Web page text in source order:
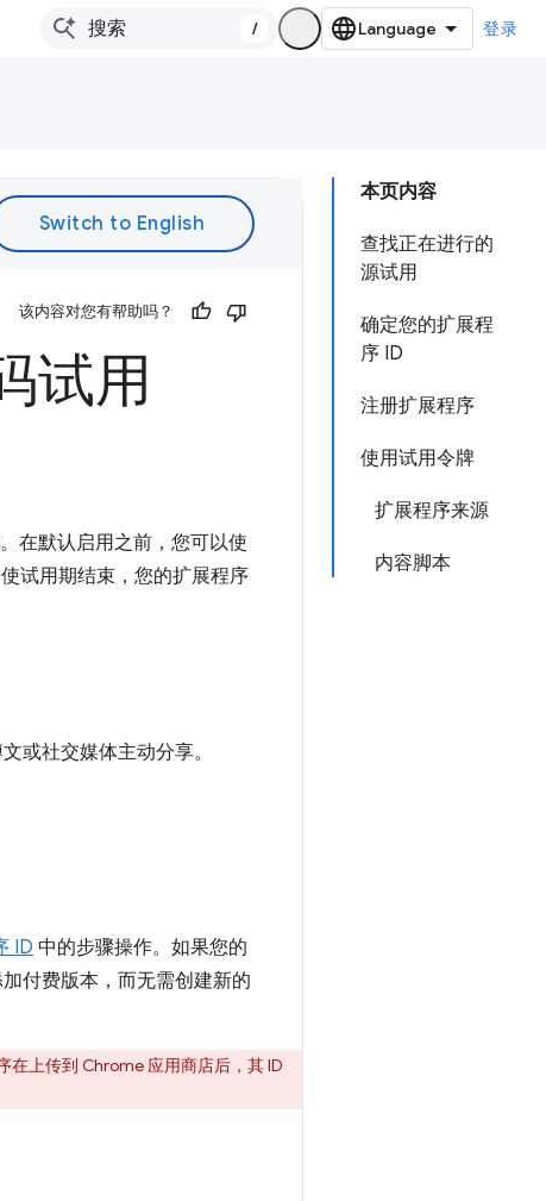
/ 登录
本页内容
查找正在进行的
源试用
确定您的扩展程
序 ID
注册扩展程序
使用试用令牌
扩展程序来源
内容脚本
该内容对您有帮助吗？
试用
在默认启用之前，您可以使
试用期结束，您的扩展程序
或社交媒体主动分享。
ID 中的步骤操作。如果您的
付费版本，而无需创建新的
在上传到 Chrome 应用商店后，其 ID